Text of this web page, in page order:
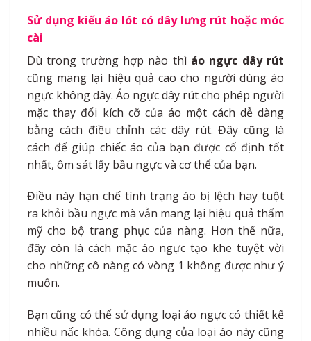
Sử dụng kiểu áo lót có dây lưng rút hoặc móc
cài
Dù trong trường hợp nào thì áo ngực dây rút
cũng mang lại hiệu quả cao cho người dùng áo
ngực không dây. Áo ngực dây rút cho phép người
mặc thay đổi kích cỡ của áo một cách dễ dàng
bằng cách điều chỉnh các dây rút. Đây cũng là
cách để giúp chiếc áo của bạn được cố định tốt
nhất, ôm sát lấy bầu ngực và cơ thể của bạn.
Điều này hạn chế tình trạng áo bị lệch hay tuột
ra khỏi bầu ngực mà vẫn mang lại hiệu quả thẩm
mỹ cho bộ trang phục của nàng. Hơn thế nữa,
đây còn là cách mặc áo ngực tạo khe tuyệt vời
cho những cô nàng có vòng 1 không được như ý
muốn.
Bạn cũng có thể sử dụng loại áo ngực có thiết kế
nhiều nấc khóa. Công dụng của loại áo này cũng